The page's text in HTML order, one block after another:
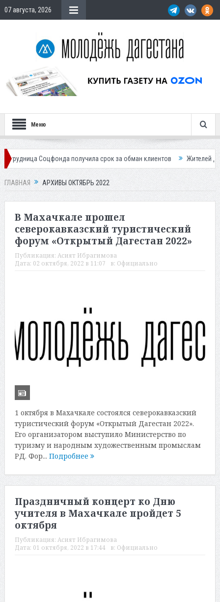
07 августа, 2026
Меню
получила срок за обман клиентов Жителей Дагестана
ГЛАВНАЯ АРХИВЫ ОКТЯБРЬ 2022
В Махачкале прошел
северокавказский туристический
форум «Открытый Дагестан 2022»
Публикация: Асият Ибрагимова
Дата: 02 октября, 2022 в 11:07 в: Официально
1 октября в Махачкале состоялся северокавказский
туристический форум «Открытый Дагестан 2022».
Его организатором выступило Министерство по
туризму и народным художественным промыслам
РД. Фор... Подробнее
Праздничный концерт ко Дню
учителя в Махачкале пройдет 5
октября
Публикация: Асият Ибрагимова
Дата: 01 октября, 2022 в 17:44 в: Официально